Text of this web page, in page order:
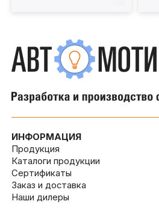
ИНФОРМАЦИЯ
Продукция
Каталоги продукции
Сертификаты
Заказ и доставка
Наши дилеры